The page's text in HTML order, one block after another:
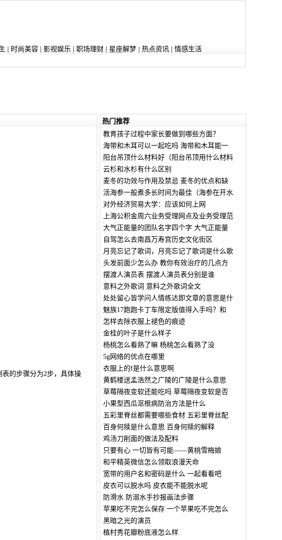
时尚美容| 影视娱乐 职场理财| 星座解梦| 热点资讯| 情感生活
表的步骤分为2步，具体操
热门推荐
教育孩子过程中家长要做到哪些方面？
海带和木耳可以一起吃吗 海带和木耳能一
阳台吊顶什么材料好（阳台吊顶用什么材料
云杉和水杉有什么区别
麦冬的功效与作用及禁忌 麦冬的优点和缺
活海参一般煮多长时间为最佳（海参在开水
对外经济贸易大学：应该如何上网
上海公积金周六业务受理网点及业务受理范
大气正能量的团队名字四个字 大气正能量
自驾怎么去南昌万寿宫历史文化街区
月亮忘记了歌词，月亮忘记了歌词是什么歌
头发前面少怎么办 教你有效治疗的几点方
摆渡人演员表 摆渡人演员表分别是谁
意料之外歌词 意料之外歌词全文
处处留心皆学问人情练达即文章的意思是什
魅族17跑跑卡丁车限定版值得入手吗？和
怎样去除衣服上褪色的痕迹
金桂的叶子是什么样子
杨桃怎么看熟了嘛 杨桃怎么看熟了没
5g网络的优点在哪里
衣服上的f是什么意思啊
黄鹤楼送孟浩然之广陵的广陵是什么意思
草莓隔夜变软还能吃吗 草莓隔夜变软是否
小果型西瓜沤根病防治方法是什么
五彩里脊丝都需要哪些食材 五彩里脊丝配
百身何赎是什么意思 百身何赎的解释
鸡汤刀削面的做法及配料
只要有心 一切皆有可能——黄桃雪梅娘
和平精英微信怎么领取浪漫天命
宽带的用户名和密码是什么 一起看看吧
皮衣可以脱水吗 皮衣能不能脱水呢
防滑水 防溺水手抄报画法步骤
苹果吃不完怎么保存 一个苹果吃不完怎么
黑暗之光的演员
植村秀花瓣粉底液怎么样